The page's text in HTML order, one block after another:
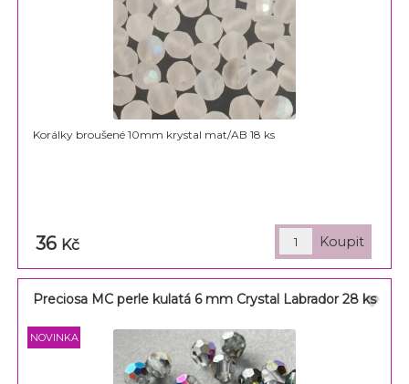
Korálky broušené 10mm krystal mat/AB 18 ks
36 Kč
Preciosa MC perle kulatá 6 mm Crystal Labrador 28 ks